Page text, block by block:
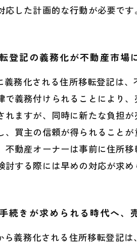
応した計画的な行動が必要です。
登記の義務化が不動産市場
義務化される住所移転登記は
で義務付けられることにより
れますが、同時に新たな負担
、買主の信頼が得られること
不動産オーナーは事前に住所
討する際には早めの対応が求め
続きが求められる時代へ、
ら義務化される住所移転登記